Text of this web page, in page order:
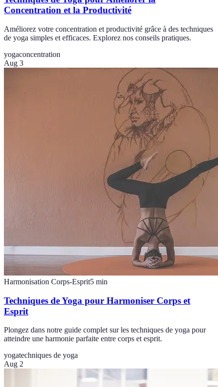
Concentration et la Productivité
Améliorez votre concentration et productivité grâce à des techniques
de yoga simples et efficaces. Explorez nos conseils pratiques.
yogaconcentration
Aug 3
Harmonisation Corps-Esprit5 min
Techniques de Yoga pour Harmoniser Corps et
Esprit
Plongez dans notre guide complet sur les techniques de yoga pour
atteindre une harmonie parfaite entre corps et esprit.
yogatechniques de yoga
Aug 2